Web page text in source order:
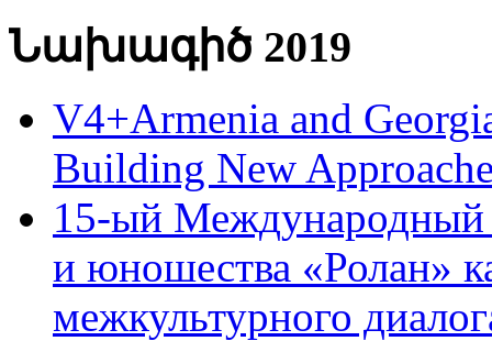
Նախագիծ 2019
V4+Armenia and
Building New
15-ый Международный
и юношества «Ролан»
межкультурного